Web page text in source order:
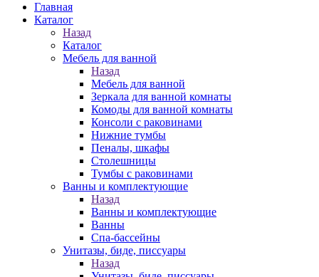
Главная
Каталог
Назад
Каталог
Мебель для ванной
Назад
Мебель для ванной
Зеркала для ванной комнаты
Комоды для ванной комнаты
Консоли с раковинами
Нижние тумбы
Пеналы, шкафы
Столешницы
Тумбы с раковинами
Ванны и комплектующие
Назад
Ванны и комплектующие
Ванны
Спа-бассейны
Унитазы, биде, писсуары
Назад